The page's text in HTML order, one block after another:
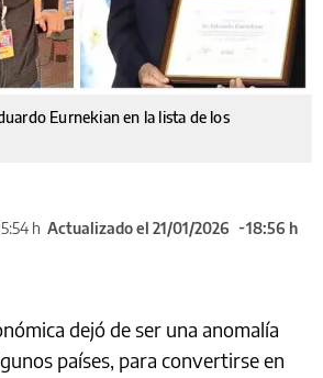
Eurnekian en la lista de los
h Actualizado el 21/01/2026
18:56 h
dejó de ser una anomalía
países, para convertirse en